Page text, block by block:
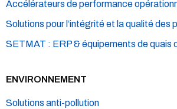
Accélérateurs de performance
Solutions pour l’intégrité et la qualité des
SETMAT : ERP & équipements de quais
ENVIRONNEMENT
Solutions anti-pollution